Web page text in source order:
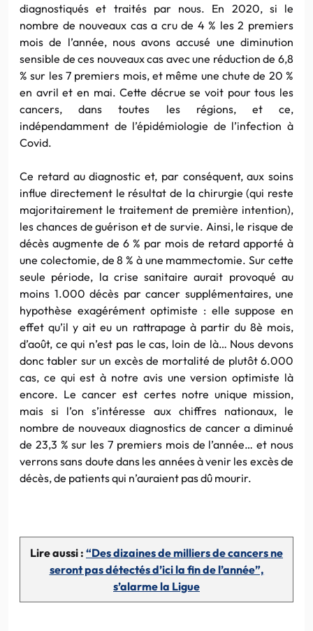
diagnostiqués et traités par nous. En 2020, si le
nombre de nouveaux cas a cru de 4 % les 2 premiers
mois de l’année, nous avons accusé une diminution
sensible de ces nouveaux cas avec une réduction de 6,8
% sur les 7 premiers mois, et même une chute de 20 %
en avril et en mai. Cette décrue se voit pour tous les
cancers, dans toutes les régions, et ce,
indépendamment de l’épidémiologie de l’infection à
Covid.
Ce retard au diagnostic et, par conséquent, aux soins
influe directement le résultat de la chirurgie (qui reste
majoritairement le traitement de première intention),
les chances de guérison et de survie. Ainsi, le risque de
décès augmente de 6 % par mois de retard apporté à
une colectomie, de 8 % à une mammectomie. Sur cette
seule période, la crise sanitaire aurait provoqué au
moins 1.000 décès par cancer supplémentaires, une
hypothèse exagérément optimiste : elle suppose en
effet qu’il y ait eu un rattrapage à partir du 8è mois,
d’août, ce qui n’est pas le cas, loin de là… Nous devons
donc tabler sur un excès de mortalité de plutôt 6.000
cas, ce qui est à notre avis une version optimiste là
encore. Le cancer est certes notre unique mission,
mais si l’on s’intéresse aux chiffres nationaux, le
nombre de nouveaux diagnostics de cancer a diminué
de 23,3 % sur les 7 premiers mois de l’année… et nous
verrons sans doute dans les années à venir les excès de
décès, de patients qui n’auraient pas dû mourir.
Lire aussi : “Des dizaines de milliers de cancers ne
seront pas détectés d’ici la fin de l’année”,
s’alarme la Ligue